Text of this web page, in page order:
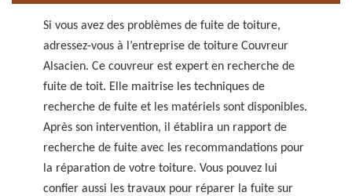
Si vous avez des problèmes de fuite de toiture,
adressez-vous à l’entreprise de toiture Couvreur
Alsacien. Ce couvreur est expert en recherche de
fuite de toit. Elle maitrise les techniques de
recherche de fuite et les matériels sont disponibles.
Après son intervention, il établira un rapport de
recherche de fuite avec les recommandations pour
la réparation de votre toiture. Vous pouvez lui
confier aussi les travaux pour réparer la fuite sur